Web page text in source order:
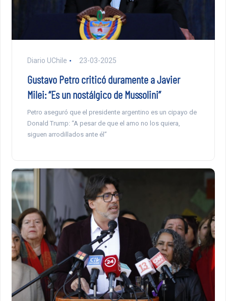
Diario UChile 23-03-2025
Gustavo Petro criticó duramente a Javier
Milei: “Es un nostálgico de Mussolini”
Petro aseguró que el presidente argentino es un cipayo de
Donald Trump: “A pesar de que el amo no los quiera,
siguen arrodillados ante él”